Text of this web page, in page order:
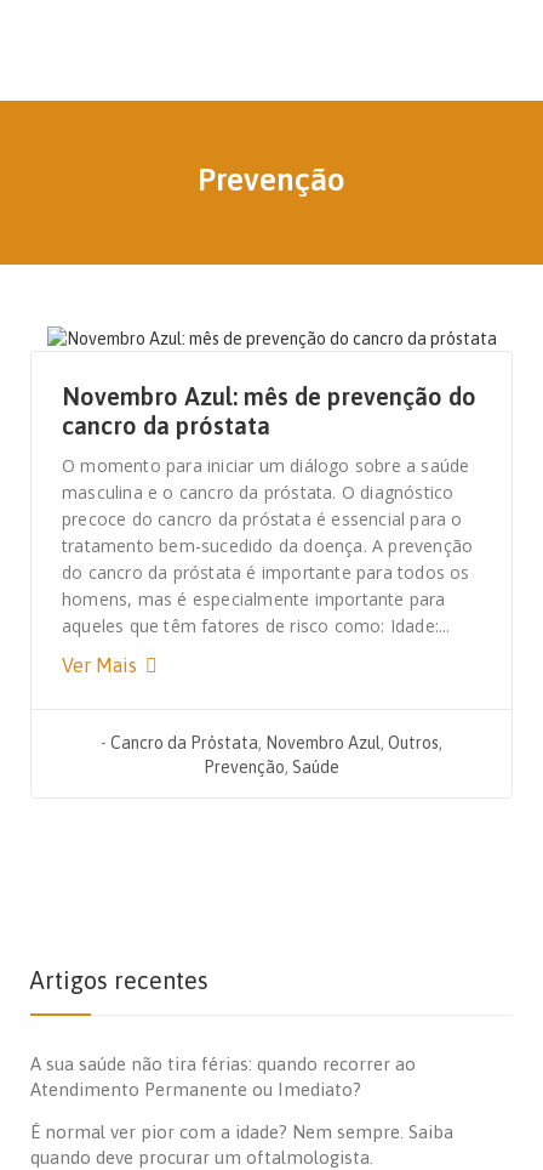
Prevenção
Novembro Azul: mês de prevenção do
cancro da próstata
O momento para iniciar um diálogo sobre a saúde
masculina e o cancro da próstata. O diagnóstico
precoce do cancro da próstata é essencial para o
tratamento bem-sucedido da doença. A prevenção
do cancro da próstata é importante para todos os
homens, mas é especialmente importante para
aqueles que têm fatores de risco como: Idade:...
Ver Mais
- Cancro da Próstata, Novembro Azul, Outros,
Prevenção, Saúde
Artigos recentes
A sua saúde não tira férias: quando recorrer ao
Atendimento Permanente ou Imediato?
É normal ver pior com a idade? Nem sempre. Saiba
quando deve procurar um oftalmologista.